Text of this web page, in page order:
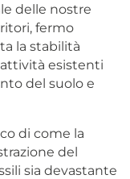
delle nostre
fermo
la stabilità
attività esistenti
del suolo e
di come la
del
sia devastante